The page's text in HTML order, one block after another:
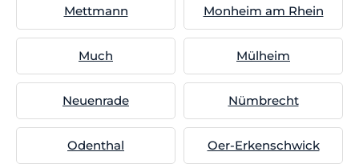
Mettmann Monheim am Rhein
Much Mülheim
Neuenrade Nümbrecht
Odenthal Oer-Erkenschwick